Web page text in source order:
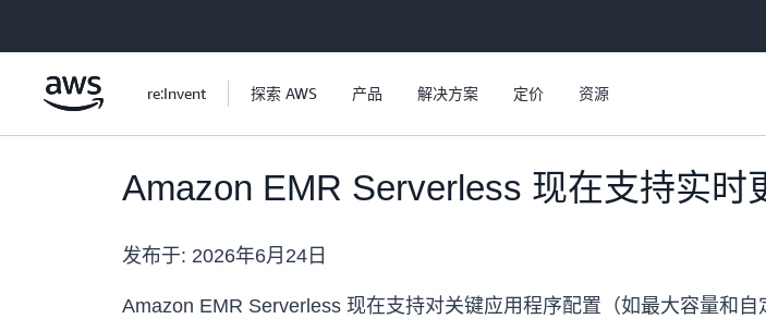
re:Invent 探索 AWS 产品 解决方案 定价 资源
Amazon EMR Serverless 现在支持实
发布于: 2026年6月24日
Amazon EMR Serverless 现在支持对关键应用程序配置（如最大容量和